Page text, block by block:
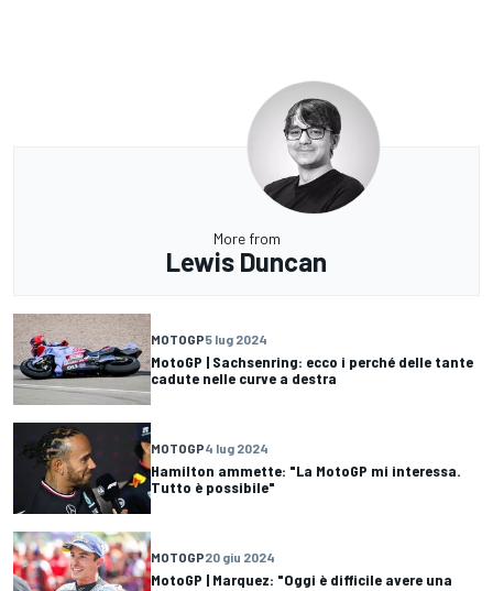
More from
Lewis Duncan
MOTOGP5 lug 2024
MotoGP | Sachsenring: ecco i perché delle tante
cadute nelle curve a destra
MOTOGP4 lug 2024
Hamilton ammette: "La MotoGP mi interessa.
Tutto è possibile"
MOTOGP20 giu 2024
MotoGP | Marquez: "Oggi è difficile avere una